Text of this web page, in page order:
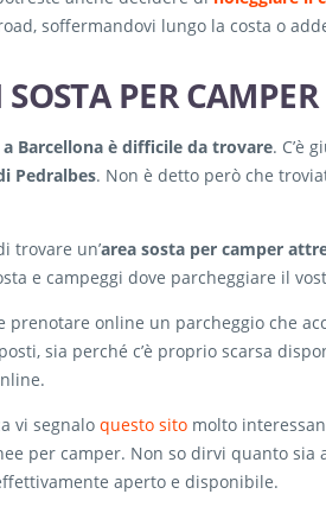
soffermandovi lungo la costa o
PER
Barcellona è difficile da trovare. C’è
Pedralbes. Non è detto però che
trovare un’area sosta per camper
e campeggi dove parcheggiare il
prenotare online un parcheggio che
sia perché c’è proprio scarsa
vi segnalo questo sito molto
per camper. Non so dirvi quanto
aperto e disponibile.